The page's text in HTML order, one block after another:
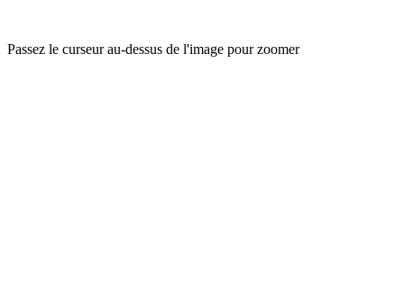
Passez le curseur au-dessus de l'image pour zoomer